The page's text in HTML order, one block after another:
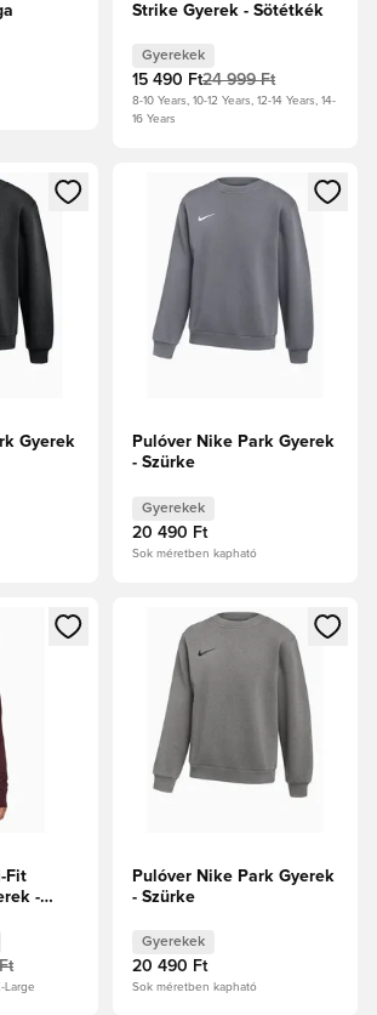
Strike Gyerek - Sötétkék
Gyerekek
15 490 Ft24 999 Ft
8-10 Years, 10-12 Years, 12-14 Years, 14-
16 Years
a bejelentkezéshez vagy a tagként
Gyerek
Megnyit egy modált a
Pulóver Nike Park Gyerek
- Szürke
Gyerekek
20 490 Ft
Sok méretben kapható
a bejelentkezéshez vagy a tagként
Fit
-
Large
Megnyit egy modált a
Pulóver Nike Park Gyerek
- Szürke
Gyerekek
20 490 Ft
Sok méretben kapható